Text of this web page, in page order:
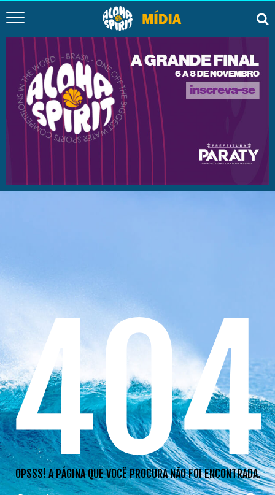
404
OPSSS! A PÁGINA QUE VOCÊ PROCURA NÃO FOI ENCONTRADA.